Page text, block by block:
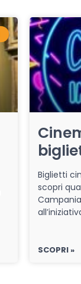
Biglietti
scopri
SCOPRI »